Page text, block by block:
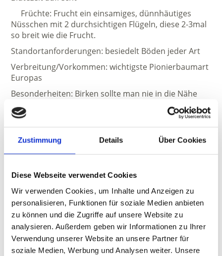
Zustimmung Details Über Cookies
Diese Webseite verwendet Cookies
Wir verwenden Cookies, um Inhalte und Anzeigen zu
personalisieren, Funktionen für soziale Medien anbieten
zu können und die Zugriffe auf unsere Website zu
analysieren. Außerdem geben wir Informationen zu Ihrer
Verwendung unserer Website an unsere Partner für
soziale Medien, Werbung und Analysen weiter. Unsere
Früchte: Frucht ein einsamiges, dünnhäutiges
Nüsschen mit 2 durchsichtigen Flügeln, diese 2-3mal
so breit wie die Frucht.
Standortanforderungen: besiedelt Böden jeder Art
Verbreitung/Vorkommen: wichtigste Pionierbaumart
Europas
Besonderheiten: Birken sollte man nie in die Nähe
von Abwasserleitungen pflanzen, da sie mit ihren
Wurzeln gerne in undichte Stellen eindringen und
dann die Leitung sprengen. Hat eine aggressive
Technik entwickelt, um sich in der Konkurrenz um
das Sonnenlicht gegen andere Baumarten
schleifen mit ihren Korkwarzen wie Schleifpapier bei
Windeinwirkung stetig regelrechte Schneisen in die
Baumkronen benachbart stehender Bäume anderer
Arten.
Ausgearbeitet von: Sebastian Nigg / Klasse 1 B